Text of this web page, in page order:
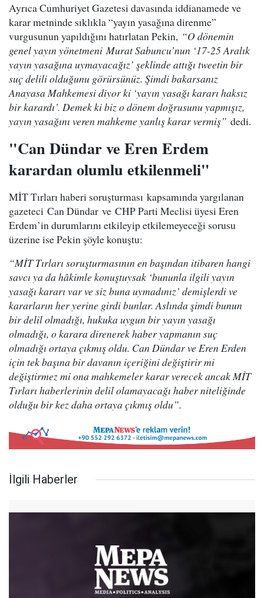
Ayrıca Cumhuriyet Gazetesi davasında iddianamede ve
karar metninde sıklıkla “yayın yasağına direnme”
vurgusunun yapıldığını hatırlatan Pekin, “O dönemin
genel yayın yönetmeni Murat Sabuncu’nun ‘17-25 Aralık
yayın yasağına uymayacağız’ şeklinde attığı tweetin bir
suç delili olduğunu görürsünüz. Şimdi bakarsanız
Anayasa Mahkemesi diyor ki ‘yayın yasağı kararı haksız
bir karardı’. Demek ki biz o dönem doğrusunu yapmışız,
yayın yasağını veren mahkeme yanlış karar vermiş” dedi.
"Can Dündar ve Eren Erdem
karardan olumlu etkilenmeli"
MİT Tırları haberi soruşturması kapsamında yargılanan
gazeteci Can Dündar ve CHP Parti Meclisi üyesi Eren
Erdem’in durumlarını etkileyip etkilemeyeceği sorusu
üzerine ise Pekin şöyle konuştu:
“MİT Tırları soruşturmasının en başından itibaren hangi
savcı ya da hâkimle konuştuysak ‘bununla ilgili yayın
yasağı kararı var ve siz buna uymadınız’ demişlerdi ve
kararların her yerine girdi bunlar. Aslında şimdi bunun
bir delil olmadığı, hukuka uygun bir yayın yasağı
olmadığı, o karara direnerek haber yapmanın suç
olmadığı ortaya çıkmış oldu. Can Dündar ve Eren Erden
için tek başına bir davanın içeriğini değiştirir mi
değiştirmez mi ona mahkemeler karar verecek ancak MİT
Tırları haberlerinin delil olamayacağı haber niteliğinde
olduğu bir kez daha ortaya çıkmış oldu”.
İlgili Haberler